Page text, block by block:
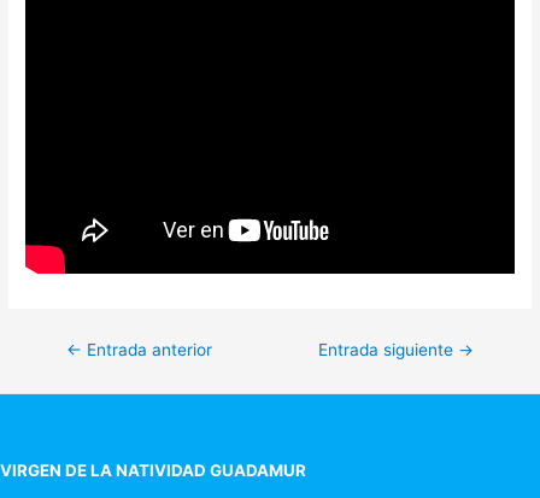
Navegación
de
← Entrada anterior Entrada siguiente →
VIRGEN DE LA NATIVIDAD GUADAMUR